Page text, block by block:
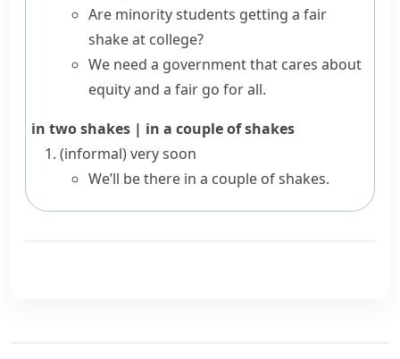
Are minority students getting a fair
shake at college?
We need a government that cares about
equity and a fair go for all.
in two shakes | in a couple of shakes
(informal)very soon
We’ll be there in a couple of shakes.